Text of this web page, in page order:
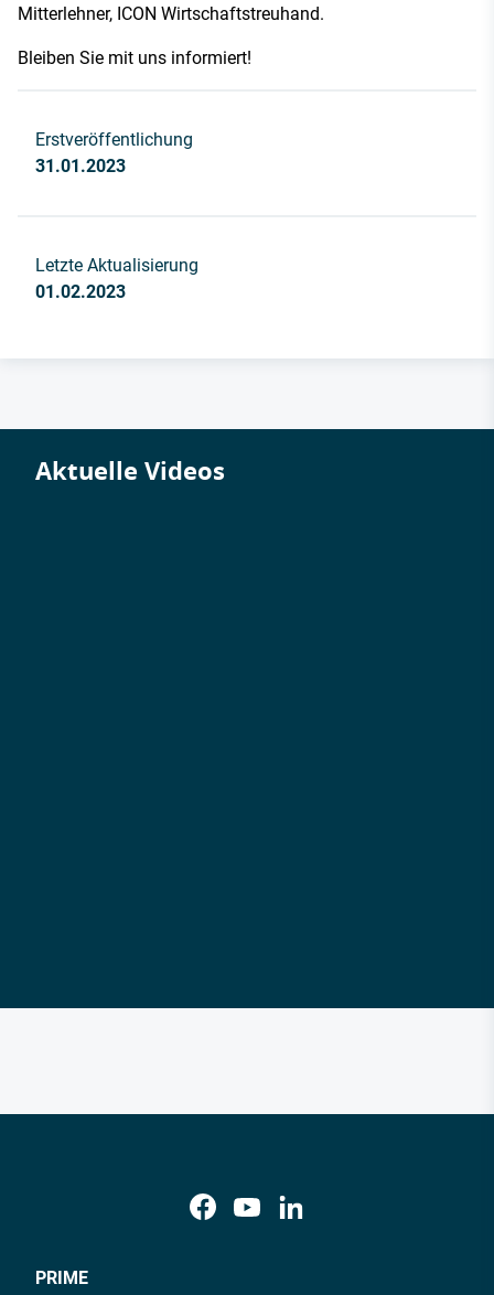
Mitterlehner, ICON Wirtschaftstreuhand.
Bleiben Sie mit uns informiert!
Erstveröffentlichung
31.01.2023
Letzte Aktualisierung
01.02.2023
Aktuelle Videos
PRIME